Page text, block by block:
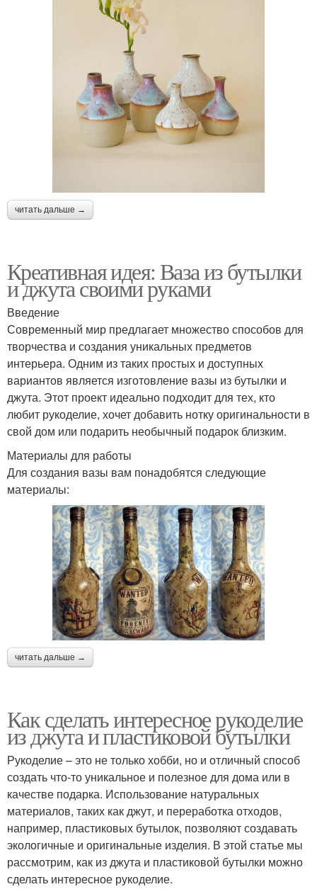
читать дальше →
Креативная идея: Ваза из бутылки
и джута своими руками
Введение
Современный мир предлагает множество способов для
творчества и создания уникальных предметов
интерьера. Одним из таких простых и доступных
вариантов является изготовление вазы из бутылки и
джута. Этот проект идеально подходит для тех, кто
любит рукоделие, хочет добавить нотку оригинальности в
свой дом или подарить необычный подарок близким.
Материалы для работы
Для создания вазы вам понадобятся следующие
материалы:
читать дальше →
Как сделать интересное рукоделие
из джута и пластиковой бутылки
Рукоделие – это не только хобби, но и отличный способ
создать что-то уникальное и полезное для дома или в
качестве подарка. Использование натуральных
материалов, таких как джут, и переработка отходов,
например, пластиковых бутылок, позволяют создавать
экологичные и оригинальные изделия. В этой статье мы
рассмотрим, как из джута и пластиковой бутылки можно
сделать интересное рукоделие.